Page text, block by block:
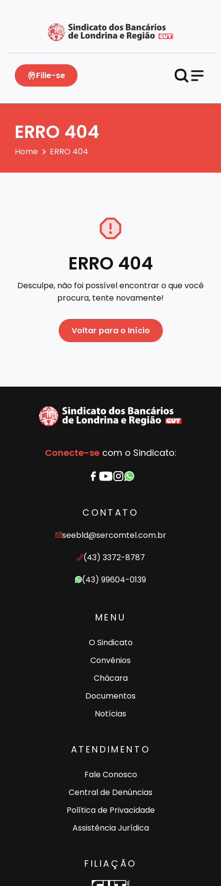
Filie-se
ERRO 404
Home ERRO 404
ERRO 404
Desculpe, não foi possível encontrar o que você
procura, tente novamente!
Voltar para o Início
Conecte-secom o Sindicato:
CONTATO
seebld@sercomtel.com.br
(43) 3372-8787
(43) 99604-0139
MENU
O Sindicato
Convênios
Chácara
Documentos
Notícias
ATENDIMENTO
Fale Conosco
Central de Denúncias
Política de Privacidade
Assistência Jurídica
FILIAÇÃO